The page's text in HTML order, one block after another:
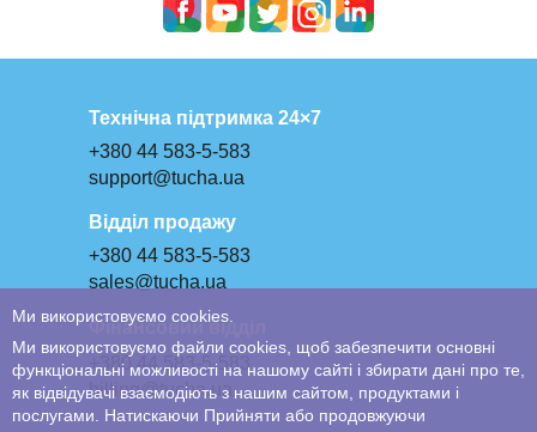
Технічна підтримка 24×7
+380 44 583-5-583
support@tucha.ua
Відділ продажу
+380 44 583-5-583
sales@tucha.ua
Фінансовий відділ
+380 44 583-5-583
billing@tucha.ua
Ми використовуємо cookies.
Ми використовуємо файли cookies, щоб забезпечити основні
функціональні можливості на нашому сайті і збирати дані про те,
як відвідувачі взаємодіють з нашим сайтом, продуктами і
послугами. Натискаючи Прийняти або продовжуючи